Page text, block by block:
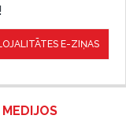
E-ZIŅAS